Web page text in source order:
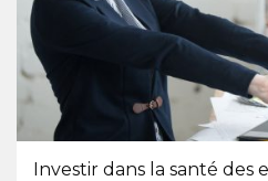
Investir dans la santé des